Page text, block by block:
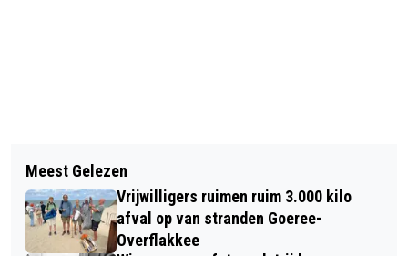
RGO-LEERLINGEN TONEN
VAKMANSCHAP TIJDENS VMBO
SKILLS TALENTS
DRUKBEZOCHTE STUDIE- EN
BEROEPENMARKT BIJ CSG PRINS
MAURITS EN RGO COLLEGE
Meest Gelezen
Vrijwilligers ruimen ruim 3.000 kilo
afval op van stranden Goeree-
Overflakkee